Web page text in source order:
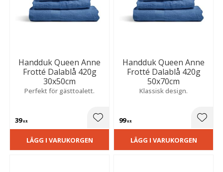
Handduk Queen Anne
Frotté Dalablå 420g
30x50cm
Perfekt för gästtoalett.
39KR Lägg till i favoriter
LÄGG I VARUKORGEN
Handduk Queen Anne
Frotté Dalablå 420g
50x70cm
Klassisk design.
99KR
LÄGG I VARUKORGEN